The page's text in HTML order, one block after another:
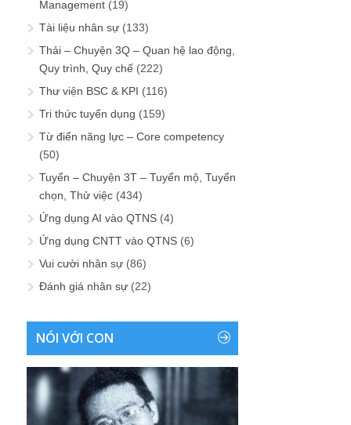
Management (19)
Tài liệu nhân sự (133)
Thải – Chuyện 3Q – Quan hệ lao động,
Quy trình, Quy chế (222)
Thư viện BSC & KPI (116)
Tri thức tuyển dụng (159)
Từ điển năng lực – Core competency
(50)
Tuyển – Chuyện 3T – Tuyển mộ, Tuyển
chọn, Thử việc (434)
Ứng dụng AI vào QTNS (4)
Ứng dụng CNTT vào QTNS (6)
Vui cười nhân sự (86)
Đánh giá nhân sự (22)
NÓI VỚI CON